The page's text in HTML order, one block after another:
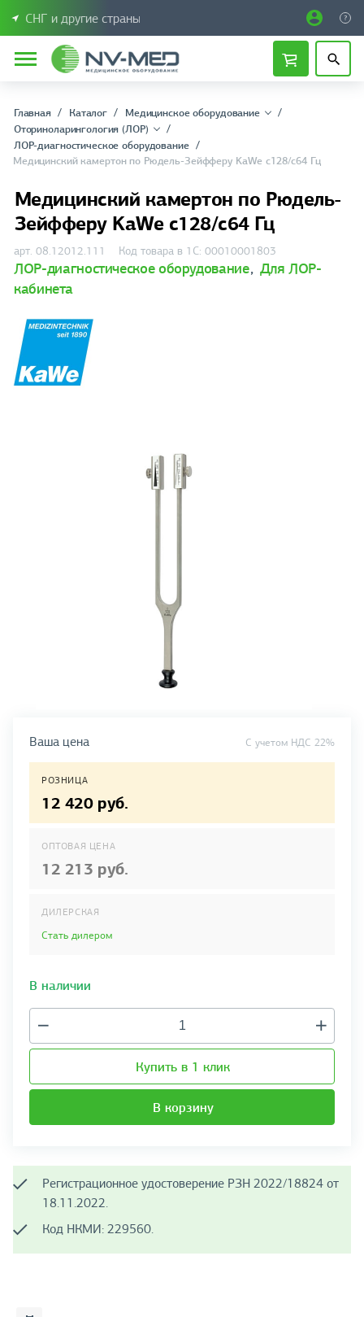
СНГ и другие страны
Главная Каталог
Медицинское оборудование
Оториноларингология (ЛОР)
ЛОР-диагностическое оборудование
Медицинский камертон по Рюдель-Зейфферу KaWe c128/c64 Гц
Медицинский камертон по Рюдель-
Зейфферу KaWe c128/c64 Гц
арт. 08.12012.111 Код товара в 1С: 00010001803
ЛОР-диагностическое оборудование, Для ЛОР-
кабинета
Ваша цена C учетом НДС 22%
РОЗНИЦА
12 420 руб.
ОПТОВАЯ ЦЕНА
12 213 руб.
ДИЛЕРСКАЯ
Стать дилером
В наличии
Купить в 1 клик
В корзину
Регистрационное удостоверение РЗН 2022/18824 от
18.11.2022.
Код НКМИ: 229560.